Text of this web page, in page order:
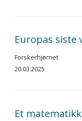
Europas siste
Forskerhjørnet
20.03.2025
Et